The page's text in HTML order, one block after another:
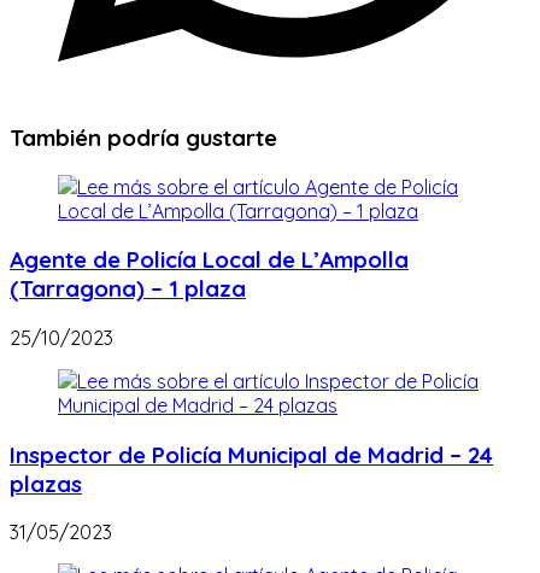
También podría gustarte
Agente de Policía Local de L’Ampolla
(Tarragona) – 1 plaza
25/10/2023
Inspector de Policía Municipal de Madrid – 24
plazas
31/05/2023